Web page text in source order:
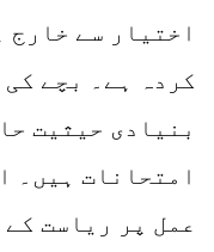
اختیار سے خارج
کردہ ہے۔ بچے
بنیادی حیثیت
امتحانات ہیں۔
عمل پر ریاست